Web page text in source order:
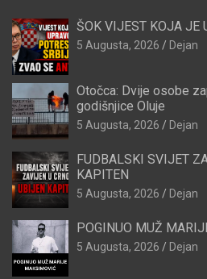
ŠOK VIJEST KOJA JE
5 Augusta, 2026 Dejan
Otočca: Dvije osobe
godišnjice Oluje
5 Augusta, 2026 Dejan
FUDBALSKI SVIJET
KAPITEN
5 Augusta, 2026 Dejan
POGINUO MUŽ
5 Augusta, 2026 Dejan